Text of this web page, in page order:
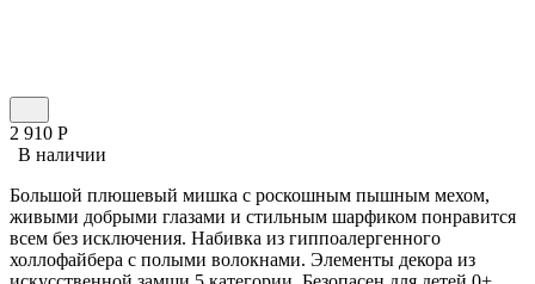
2 910 Р
В наличии
Большой плюшевый мишка с роскошным пышным мехом,
живыми добрыми глазами и стильным шарфиком понравится
всем без исключения. Набивка из гиппоалергенного
холлофайбера с полыми волокнами. Элементы декора из